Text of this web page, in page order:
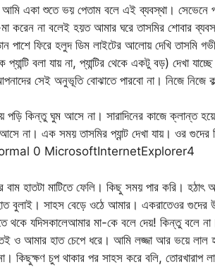
একা শুতে ভয় পেতাম বলে এই ব্যবস্থা। সেভেনে
করেন না বলেই হয়ত আমার ঘরে তাসমির শোবার
ডান পাশে ফিরে হলুদ ডিম লাইটের আলোয় দেখি
বলা যায় না, প্যান্টির থেকে একটু বড়) দেখা
সেই অনুভূতি বোঝাতে পারবো না। নিজে নিজে
কিন্তু ঘুম আসে না। সারাদিনের কাজে ক্লান্ত
না। এক সময় তাসমির প্যান্ট দেখা যায়। ওর গুদের
Normal 0 MicrosoftInternetExplorer4
বাম হাতটা মাটিতে ফেলি। কিছু সময় পার করি।
বুলাই। সাহস বেড়ে ওঠে আমার। একরাতেওর গুদের
থকে যদিসকালেআমার মা-কে বলে দেয়! কিন্তু বলে
ও আমার হাত চেপে ধরে। আমি লজ্জা আর ভয়ে লাল
কিছুক্ষণ চুপ থাকার পর সাহস করে বলি, তোরখারাপ